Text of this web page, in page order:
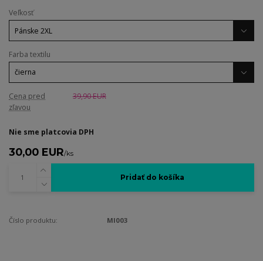
Veľkosť
Farba textilu
Cena pred
zľavou
39,90 EUR
Nie sme platcovia DPH
30,00 EUR/ks
Pridať do košíka
Číslo produktu: MI003